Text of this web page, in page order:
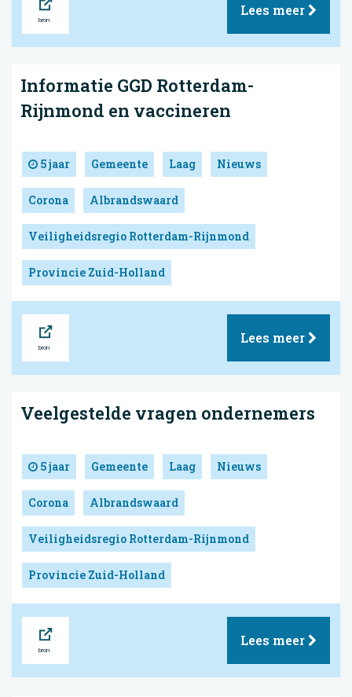
Lees meer
Informatie GGD Rotterdam-
Rijnmond en vaccineren
5 jaar Gemeente Laag Nieuws
Corona Albrandswaard
Veiligheidsregio Rotterdam-Rijnmond
Provincie Zuid-Holland
Lees meer
Veelgestelde vragen ondernemers
5 jaar Gemeente Laag Nieuws
Corona Albrandswaard
Veiligheidsregio Rotterdam-Rijnmond
Provincie Zuid-Holland
Lees meer